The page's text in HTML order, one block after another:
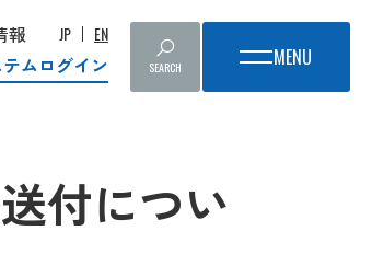
報 JP EN
ムログイン SEARCH
付につい